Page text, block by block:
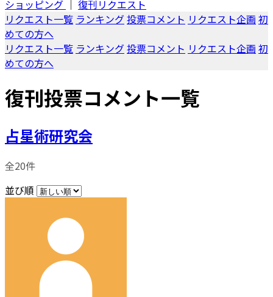
ショッピング ｜ 復刊リクエスト
リクエスト一覧 ランキング投票コメント リクエスト企画 初
めての方へ
リクエスト一覧 ランキング投票コメント リクエスト企画 初
めての方へ
復刊投票コメント一覧
占星術研究会
全20件
並び順